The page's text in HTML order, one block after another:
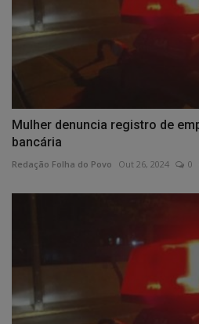
Mulher denuncia registro de
bancária
Redação Folha do Povo Out 26, 2024 0